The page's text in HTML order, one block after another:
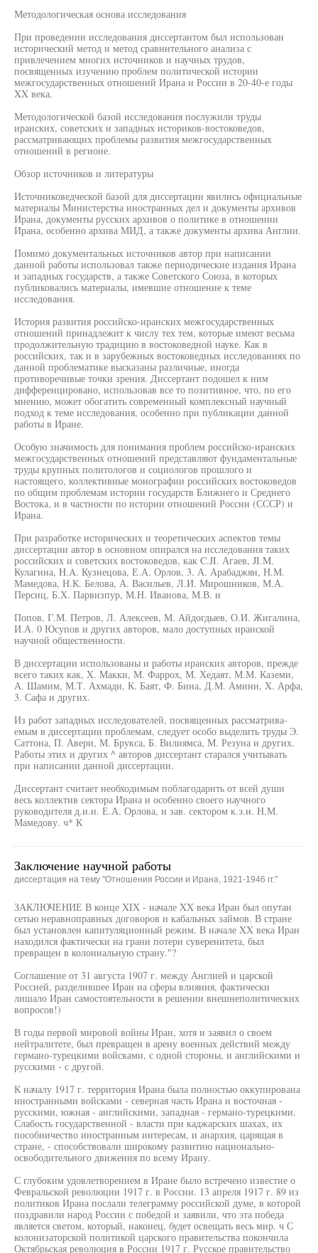
Методологическая основа исследования
При проведении исследования диссертантом был использован
исторический метод и метод сравнительного анализа с
привлечением многих источников и научных трудов,
посвященных изучению проблем политической истории
межгосударственных отношений Ирана и России в 20-40-е годы
XX века.
Методологической базой исследования послужили труды
иранских, советских и западных историков-востоковедов,
рассматривающих проблемы развития межгосударственных
отношений в регионе.
Обзор источников и литературы
Источниковедческой базой для диссертации явились официальные
материалы Министерства иностранных дел и документы архивов
Ирана, документы русских архивов о политике в отношении
Ирана, особенно архива МИД, а также документы архива Англии.
Помимо документальных источников автор при написании
данной работы использовал также периодические издания Ирана
и западных государств, а также Советского Союза, в которых
публиковались материалы, имевшие отношение к теме
исследования.
История развития российско-иранских межгосударственных
отношений принадлежит к числу тех тем, которые имеют весьма
продолжительную традицию в востоковедной науке. Как в
российских, так и в зарубежных востоковедных исследованиях по
данной проблематике высказаны различные, иногда
противоречивые точки зрения. Диссертант подошел к ним
дифференцировано, использовав все то позитивное, что, по его
мнению, может обогатить современный комплексный научный
подход к теме исследования, особенно при публикации данной
работы в Иране.
Особую значимость для понимания проблем российско-иранских
межгосударственных отношений представляют фундаментальные
труды крупных политологов и социологов прошлого и
настоящего, коллективные монографии российских востоковедов
по общим проблемам истории государств Ближнего и Среднего
Востока, и в частности по истории отношений России (СССР) и
Ирана.
При разработке исторических и теоретических аспектов темы
диссертации автор в основном опирался на исследования таких
российских и советских востоковедов, как C.JI. Агаев, JI.M.
Кулагина, H.A. Кузнецова, Е.А. Орлов, 3. А. Арабаджян, Н.М.
Мамедова, Н.К. Белова, А. Васильев, Л.И. Мирошников, М.А.
Персиц, Б.Х. Парвизпур, М.Н. Иванова, М.В. и
Попов, Г.М. Петров, Л. Алексеев, М. Айдогдыев, О.И. Жигалина,
И.А. 0 Юсупов и других авторов, мало доступных иранской
научной общественности.
В диссертации использованы и работы иранских авторов, прежде
всего таких как, X. Макки, М. Фаррох, М. Хедаят, М.М. Каземи,
А. Шамим, М.Т. Ахмади, К. Баят, Ф. Бина, Д.М. Амини, X. Арфа,
3. Сафа и других.
Из работ западных исследователей, посвященных рассматрива-
емым в диссертации проблемам, следует особо выделить труды Э.
Саттона, П. Авери, М. Брукса, Б. Вилиямса, М. Резуна и других.
Работы этих и других ^ авторов диссертант старался учитывать
при написании данной диссертации.
Диссертант считает необходимым поблагодарить от всей души
весь коллектив сектора Ирана и особенно своего научного
руководителя д.и.н. Е.А. Орлова, и зав. сектором к.э.н. Н.М.
Мамедову. ч* К
Заключение научной работы
диссертация на тему "Отношения России и Ирана, 1921-1946 гг."
ЗАКЛЮЧЕНИЕ В конце XIX - начале XX века Иран был опутан
сетью неравноправных договоров и кабальных займов. В стране
был установлен капитуляционный режим. В начале XX века Иран
находился фактически на грани потери суверенитета, был
превращен в колониальную страну."?
Соглашение от 31 августа 1907 г. между Англией и царской
Россией, разделившее Иран на сферы влияния, фактически
лишало Иран самостоятельности в решении внешнеполитических
вопросов!)
В годы первой мировой войны Иран, хотя и заявил о своем
нейтралитете, был превращен в арену военных действий между
германо-турецкими войсками, с одной стороны, и английскими и
русскими - с другой.
К началу 1917 г. территория Ирана была полностью оккупирована
иностранными войсками - северная часть Ирана и восточная -
русскими, южная - английскими, западная - германо-турецкими.
Слабость государственной - власти при каджарских шахах, их
пособничество иностранным интересам, и анархия, царящая в
стране, - способствовали широкому развитию национально-
освободительного движения по всему Ирану.
С глубоким удовлетворением в Иране было встречено известие о
Февральской революции 1917 г. в России. 13 апреля 1917 г. 89 из
политиков Ирана послали телеграмму российской думе, в которой
поздравили народ России с победой и заявили, что эта победа
является светом, который, наконец, будет освещать весь мир. ч С
колонизаторской политикой царского правительства покончила
Октябрьская революция в России 1917 г. Русское правительство